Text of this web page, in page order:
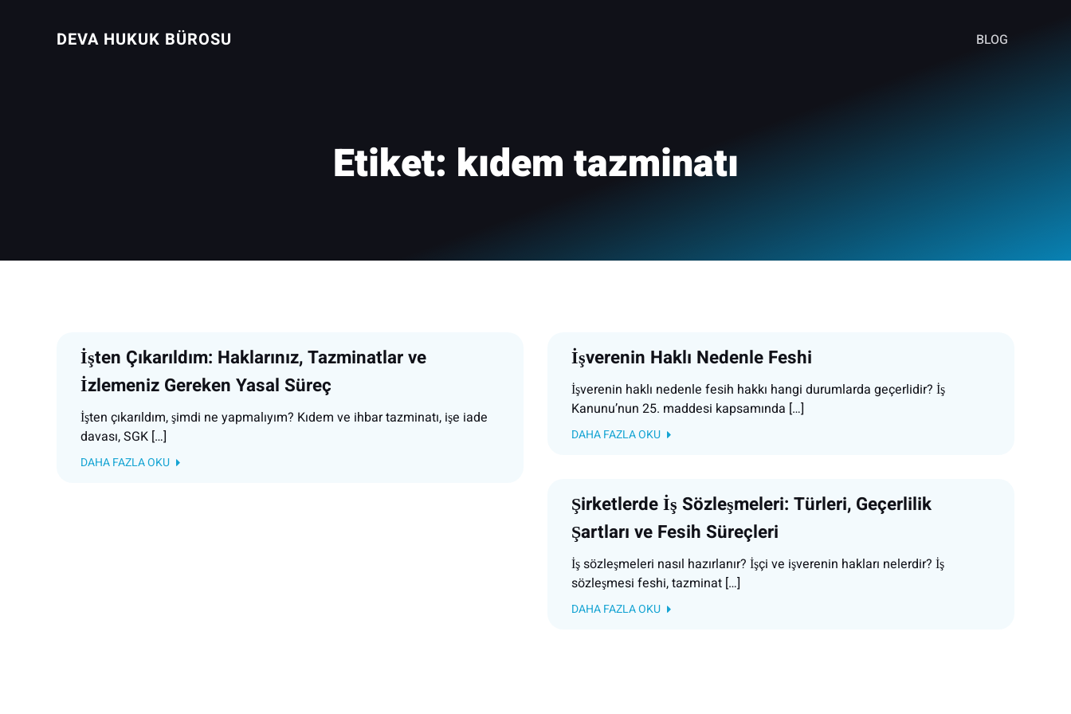
DEVA HUKUK BÜROSU BLOG
Etiket: kıdem tazminatı
İşten Çıkarıldım: Haklarınız, Tazminatlar ve
İzlemeniz Gereken Yasal Süreç
İşten çıkarıldım, şimdi ne yapmalıyım? Kıdem ve ihbar tazminatı, işe iade
davası, SGK […]
DAHA FAZLA OKU
İşverenin Haklı Nedenle Feshi
İşverenin haklı nedenle fesih hakkı hangi durumlarda geçerlidir? İş
Kanunu’nun 25. maddesi kapsamında […]
DAHA FAZLA OKU
Şirketlerde İş Sözleşmeleri: Türleri, Geçerlilik
Şartları ve Fesih Süreçleri
İş sözleşmeleri nasıl hazırlanır? İşçi ve işverenin hakları nelerdir? İş
sözleşmesi feshi, tazminat […]
DAHA FAZLA OKU